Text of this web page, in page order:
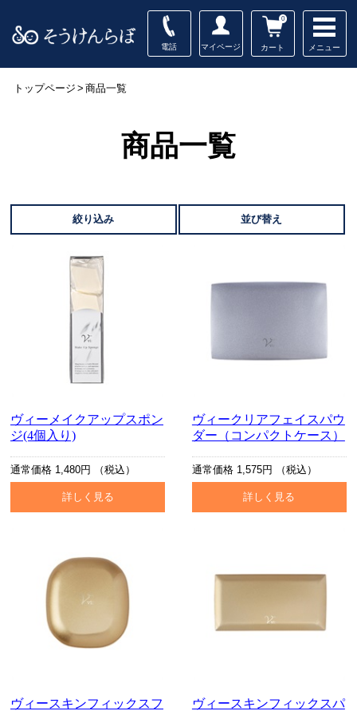
電話 マイページ カート
0
メニュー
トップページ > 商品一覧
商品一覧
絞り込み 並び替え
ヴィーメイクアップスポン
ジ(4個入り)
通常価格 1,480円 （税込）
詳しく見る
ヴィークリアフェイスパウ
ダー（コンパクトケース）
通常価格 1,575円 （税込）
詳しく見る
ヴィースキンフィックスフ
ヴィースキンフィックスパ